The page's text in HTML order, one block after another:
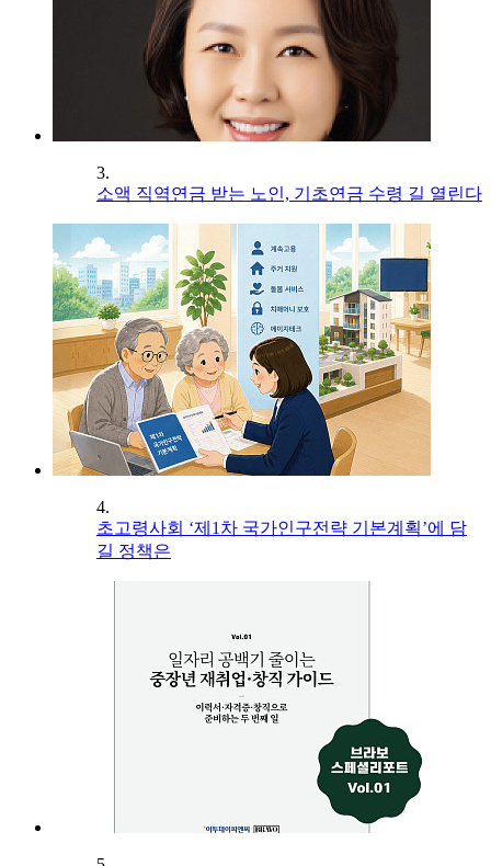
3.
소액 직역연금 받는 노인, 기초연금 수령 길 열린다
4.
초고령사회 ‘제1차 국가인구전략 기본계획’에 담
길 정책은